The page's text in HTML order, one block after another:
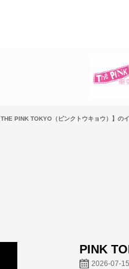
PINK TOKYO（ピンクトウキョウ）】の
PINK
2026-07-15